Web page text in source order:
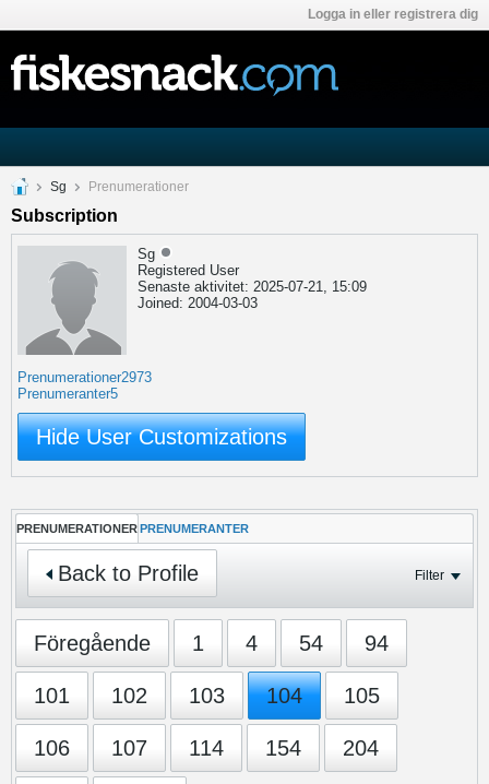
Logga in eller registrera dig
Sg Prenumerationer
Subscription
Sg
Registered User
Senaste aktivitet: 2025-07-21, 15:09
Joined: 2004-03-03
Prenumerationer2973
Prenumeranter5
Hide User Customizations
PRENUMERATIONER PRENUMERANTER
Back to Profile Filter
Föregående 1 4 54 94
101 102 103 104 105
106 107 114 154 204